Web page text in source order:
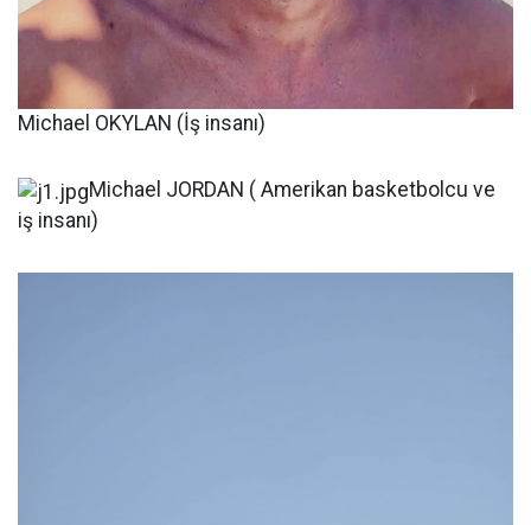
Michael OKYLAN (İş insanı)
Michael JORDAN ( Amerikan basketbolcu ve
iş insanı)